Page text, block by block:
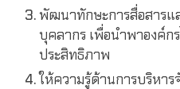
พัฒนาทักษะการสื่อสารแ
บุคลากร เพื่อนำพาองค์ก
ประสิทธิภาพ
ให้ความรู้ด้านการบริหาร